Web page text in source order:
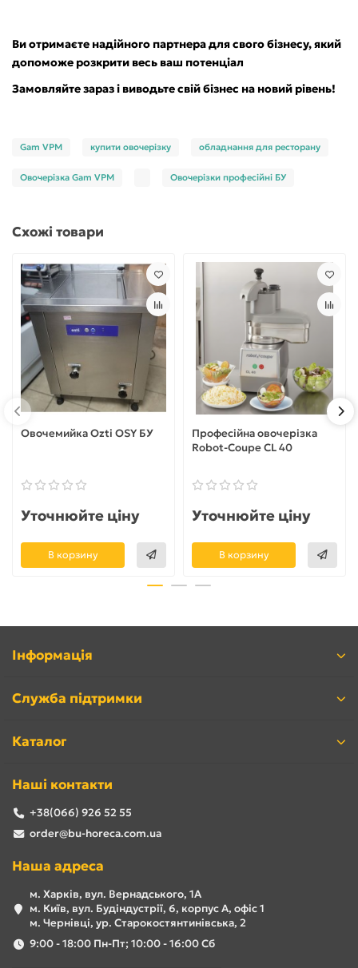
Ви отримаєте надійного партнера для свого бізнесу, який
допоможе розкрити весь ваш потенціал
Замовляйте зараз і виводьте свій бізнес на новий рівень!
Gam VPM купити овочерізку обладнання для ресторану
Овочерізка Gam VPM Овочерізки професійні БУ
Схожі товари
Овочемийка Ozti OSY БУ
Уточнюйте ціну
В корзину
Професійна овочерізка
Robot-Coupe CL 40
Уточнюйте ціну
В корзину
Інформація
Служба підтримки
Каталог
Наші контакти
+38(066) 926 52 55
order@bu-horeca.com.ua
Наша адреса
м. Харків, вул. Вернадського, 1А
м. Київ, вул. Будіндустрії, 6, корпус А, офіс 1
м. Чернівці, ур. Старокостянтинівська, 2
9:00 - 18:00 Пн-Пт; 10:00 - 16:00 Сб